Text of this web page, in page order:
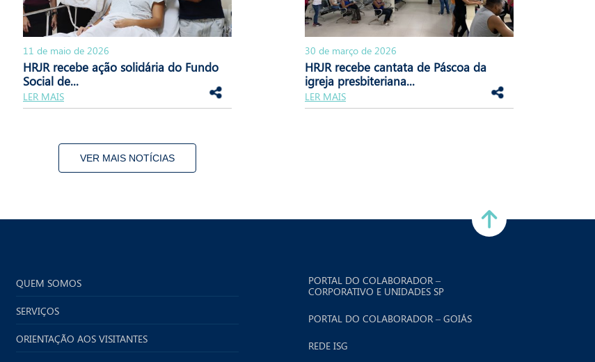
11 de maio de 2026
HRJR recebe ação solidária do Fundo
Social de...
LER MAIS
30 de março de 2026
HRJR recebe cantata de Páscoa da
igreja presbiteriana...
LER MAIS
VER MAIS NOTÍCIAS
QUEM SOMOS
SERVIÇOS
ORIENTAÇÃO AOS VISITANTES
PORTAL DO COLABORADOR –
CORPORATIVO E UNIDADES SP
PORTAL DO COLABORADOR – GOIÁS
REDE ISG